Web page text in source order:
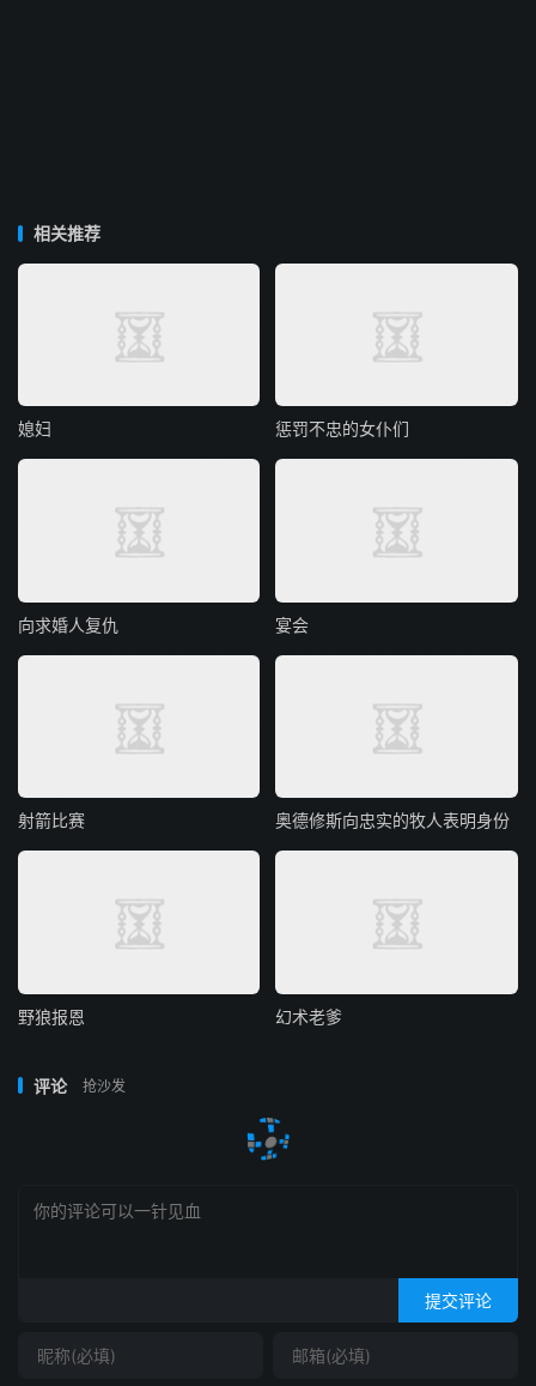
相关推荐
媳妇 惩罚不忠的女仆们
向求婚人复仇 宴会
射箭比赛 奥德修斯向忠实的牧人表明身份
野狼报恩 幻术老爹
评论 抢沙发
提交评论